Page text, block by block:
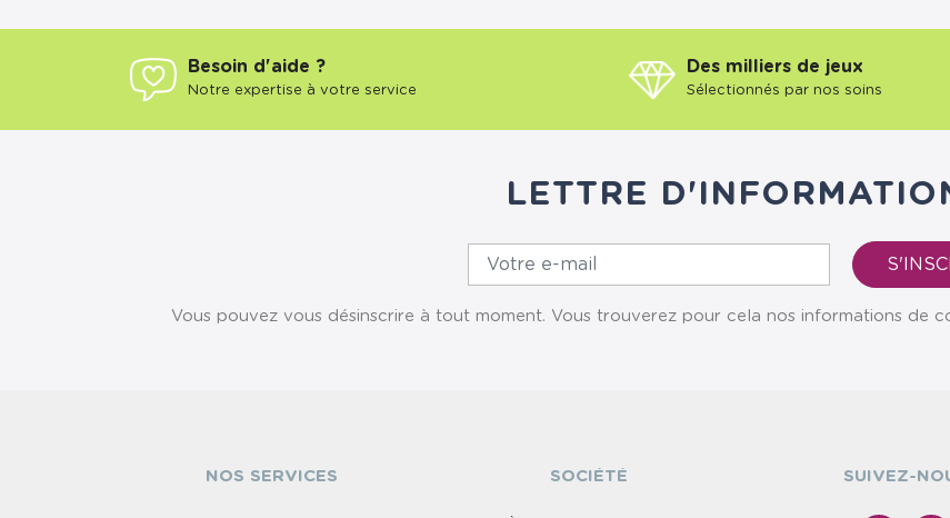
Besoin d'aide ?
Notre expertise à votre service
Des milliers de jeux
Sélectionnés par nos soins
LETTRE
Vous pouvez vous désinscrire à tout moment. Vous trouverez pour cela nos informations de
NOS SERVICES SOCIÉTÉ SUIVEZ-